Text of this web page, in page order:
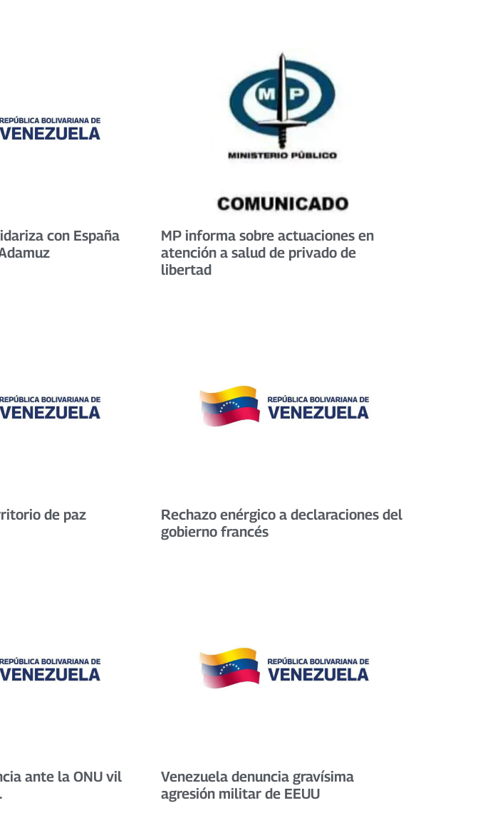
con España
MP informa sobre actuaciones en
atención a salud de privado de
libertad
de paz
Rechazo enérgico a declaraciones del
gobierno francés
ante la ONU vil
Venezuela denuncia gravísima
agresión militar de EEUU